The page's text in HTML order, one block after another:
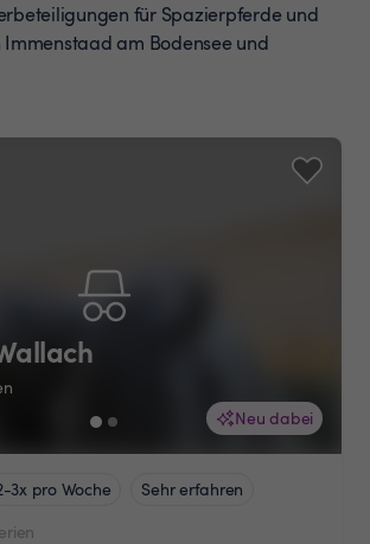
für Spazierpferde und
am Bodensee und
Neu dabei
3x pro Woche
Sehr erfahren